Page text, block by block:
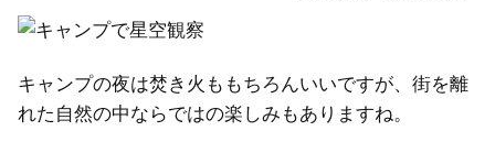
キャンプの夜は焚き火ももちろんいいですが、街を離
れた自然の中ならではの楽しみもありますね。